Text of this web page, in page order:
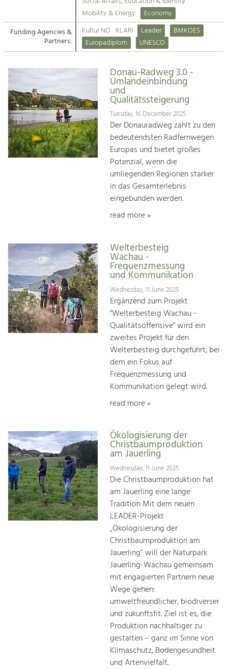
Suche
Impressum
Kontakt
Tourism
Offer Development and Positioning
Art & Culture
Crafts, Science and Research.
Social Affairs, Education
& Identity
Equality, Youth and Integration.
Climate Change, Public Transport and
Mobility & Energy
Economy
Funding Agencies &
Partners:
Kultur NÖ KLAR! Leader
BMKOES
Europadiplom
UNESCO
Donau-Radweg 3.0 -
Umlandeinbindung
und
Qualitätssteigerung
Tuesday, 16 December 2025
Der Donauradweg zählt zu den
bedeutendsten Radfernwegen
Europas und bietet großes
Potenzial, wenn die
umliegenden Regionen stärker
in das Gesamterlebnis
eingebunden werden.
read more »
Welterbesteig
Wachau -
Frequenzmessung
und Kommunikation
Wednesday, 11 June 2025
Ergänzend zum Projekt
"Welterbesteig Wachau -
Qualitätsoffensive" wird ein
zweites Projekt für den
Welterbesteig durchgeführt, bei
dem ein Fokus auf
Frequenzmessung und
Kommunikation gelegt wird.
read more »
Ökologisierung der
Christbaumproduktion
am Jauerling
Wednesday, 11 June 2025
Die Christbaumproduktion hat
am Jauerling eine lange
Tradition Mit dem neuen
LEADER-Projekt
„Ökologisierung der
Christbaumproduktion am
Jauerling“ will der Naturpark
Jauerling-Wachau gemeinsam
mit engagierten Partnern neue
Wege gehen:
umweltfreundlicher, biodiverser
und zukunftsfit. Ziel ist es, die
Produktion nachhaltiger zu
gestalten – ganz im Sinne von
Klimaschutz, Bodengesundheit
und Artenvielfalt.